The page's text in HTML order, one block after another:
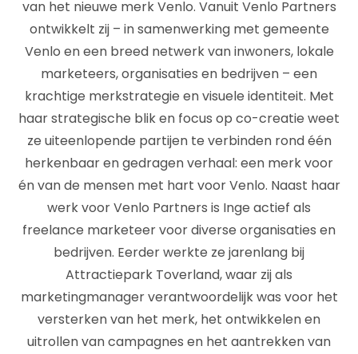
van het nieuwe merk Venlo. Vanuit Venlo Partners
ontwikkelt zij – in samenwerking met gemeente
Venlo en een breed netwerk van inwoners, lokale
marketeers, organisaties en bedrijven – een
krachtige merkstrategie en visuele identiteit. Met
haar strategische blik en focus op co-creatie weet
ze uiteenlopende partijen te verbinden rond één
herkenbaar en gedragen verhaal: een merk voor
én van de mensen met hart voor Venlo. Naast haar
werk voor Venlo Partners is Inge actief als
freelance marketeer voor diverse organisaties en
bedrijven. Eerder werkte ze jarenlang bij
Attractiepark Toverland, waar zij als
marketingmanager verantwoordelijk was voor het
versterken van het merk, het ontwikkelen en
uitrollen van campagnes en het aantrekken van